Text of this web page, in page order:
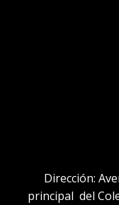
Dirección:
principal del